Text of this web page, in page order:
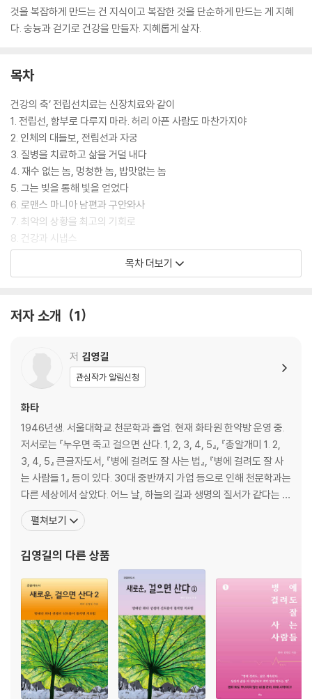
것을 복잡하게 만드는 건 지식이고 복잡한 것을 단순하게 만드는 게 지혜
다. 숭늉과 걷기로 건강을 만들자. 지혜롭게 살자.
목차
건강의 축’ 전립선치료는 신장치료와 같이
1. 전립선, 함부로 다루지 마라. 허리 아픈 사람도 마찬가지야
2. 인체의 대들보, 전립선과 자궁
3. 질병을 치료하고 삶을 거덜 내다
4. 재수 없는 놈, 멍청한 놈, 밥맛없는 놈
5. 그는 빚을 통해 빛을 얻었다
6. 로맨스 마니아 남편과 구안와사
7. 최악의 상황을 최고의 기회로
8. 건강과 시냅스
9. 의협심과 불치병
13. 무림의 고수, 재야의 고수
15. 숭늉을 사랑하자
16. 성공과 실패
17. 고약한 전염병을 이기자
18. 설명할 수 없는 영역
19. 김치의 조상을 찾아서
20. 인생은 나그넷길
21. 고추 장수와 구멍가게 A
22. 고추 장수와 구멍가게 B
23. 고추 장수와 구멍가게 C
25. 죽음으로 죽음을 이기자 A
27. 천지인 사상
29. 나폴레옹과 헬렌 켈러
30. 커피와 부자
31. 시련과 알맹이
32. 고래구멍과 숭늉
33. 노력의 기적
34. 일하다 죽기
35. 사람의 일생
목차 더보기
저자 소개 1
저 김영길
관심작가 알림신청
화타
1946년생. 서울대학교 천문학과 졸업. 현재 화타원 한약방 운영 중.
저서로는 『누우면 죽고 걸으면 산다. 1, 2, 3, 4, 5』, 『총알개미 1. 2,
3, 4, 5』 큰글자도서, 『병에 걸려도 잘 사는 법』, 『병에 걸려도 잘 사
는 사람들 1』 등이 있다. 30대 중반까지 가업 등으로 인해 천문학과는
다른 세상에서 살았다. 어느 날, 하늘의 길과 생명의 질서가 같다는 생
각에 이르렀다. 1983년, 한약업사 자격시험에 합격해 강원도 인제와
홍천 사이 방태산 화전마을로 들어가 한약방을 개업했다. 약초가 지
의
펼쳐보기
김영길의 다른 상품